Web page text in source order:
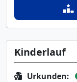
Kinderlauf
Urkunden: